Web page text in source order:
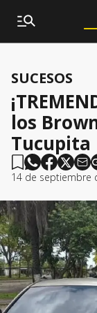
SUCESOS
los
Tucupita
14 de septiembre